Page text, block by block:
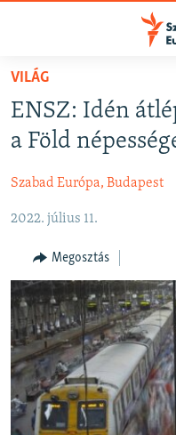
Akadálymentes
Ugrás
fő
oldalra
Ugrás
NAPIRENDEN
AKTUÁLIS
VIDEÓK
ELEMZŐ
NER15
SZABADON
TÁRSADALOM
DEMOKRÁCIA
A PÉNZ NYOMÁBAN
EURÓPAI UNIÓ
VILÁG
ENSZ: Idén
a Föld
Szabad Európa, Budapest
2022. július 11.
Megosztás